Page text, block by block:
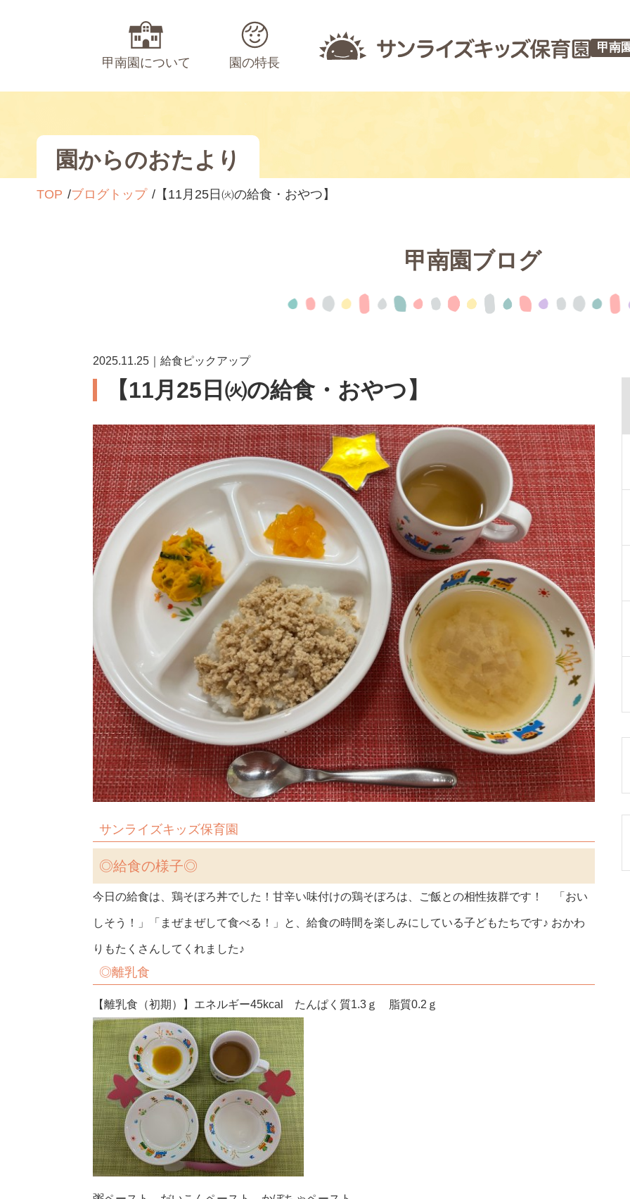
甲南園について 園の特長
甲南
園からのおたより
TOP ブログトップ 【11月25日㈫の給食・おやつ】
甲南園ブログ
2025.11.25｜給食ピックアップ
【11月25日㈫の給食・おやつ】
サンライズキッズ保育園
◎給食の様子◎
今日の給食は、鶏そぼろ丼でした！甘辛い味付けの鶏そぼろは、ご飯との相性抜群です！ 「おい
しそう！」「まぜまぜして食べる！」と、給食の時間を楽しみにしている子どもたちです♪ おかわ
りもたくさんしてくれました♪
◎離乳食
【離乳食（初期）】エネルギー45kcal たんぱく質1.3ｇ 脂質0.2ｇ